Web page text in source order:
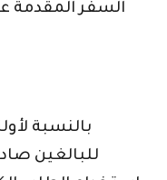
بالنسبة